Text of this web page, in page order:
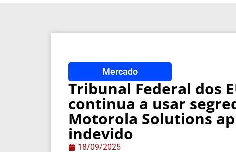
Mercado
Tribunal Federal dos
continua a usar
Motorola Solutions
indevido
18/09/2025